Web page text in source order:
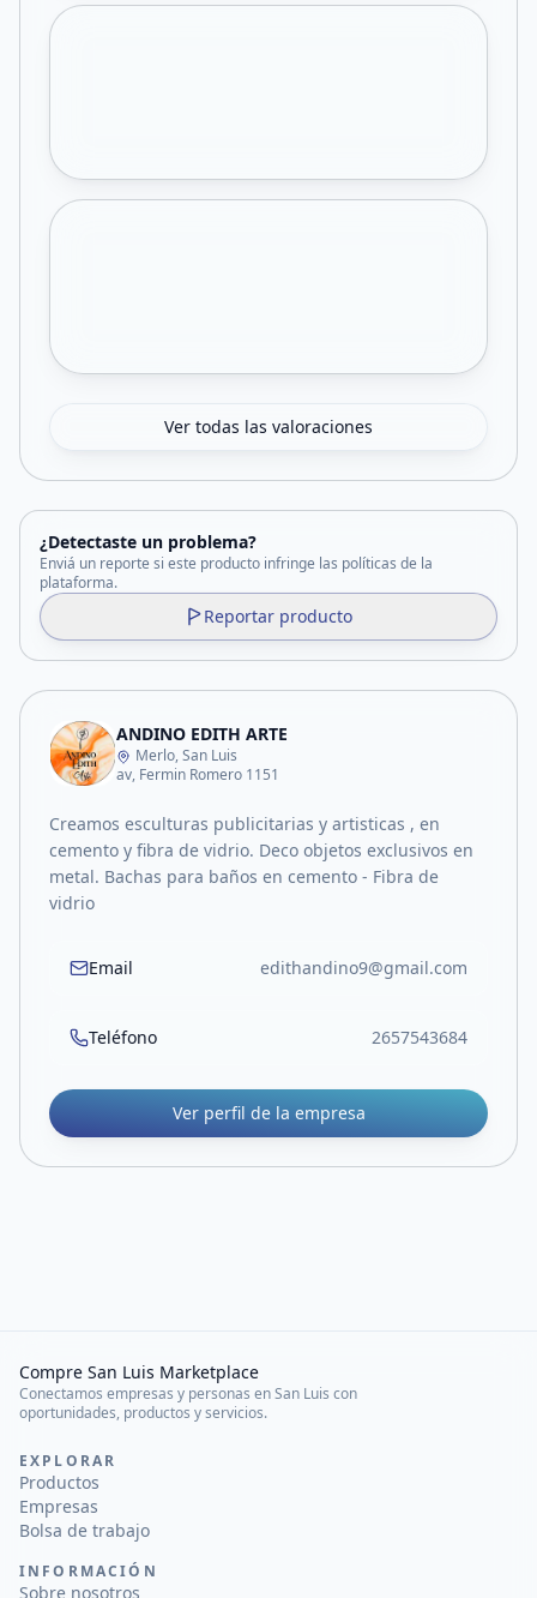
Ver todas las valoraciones
¿Detectaste un problema?
Enviá un reporte si este producto infringe las políticas de la
plataforma.
Reportar producto
ANDINO EDITH ARTE
Merlo, San Luis
av, Fermin Romero 1151
Creamos esculturas publicitarias y artisticas , en
cemento y fibra de vidrio. Deco objetos exclusivos en
metal. Bachas para baños en cemento - Fibra de
vidrio
Email edithandino9@gmail.com
Teléfono 2657543684
Ver perfil de la empresa
Compre San Luis Marketplace
Conectamos empresas y personas en San Luis con
oportunidades, productos y servicios.
EXPLORAR
Productos
Empresas
Bolsa de trabajo
INFORMACIÓN
Sobre nosotros